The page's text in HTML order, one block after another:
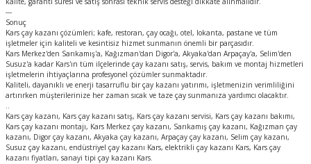
---
Sonuç
Kars çay kazanı çözümleri; kafe, restoran, çay ocağı, otel, lokanta, pastane ve tüm
işletmeler için kaliteli ve kesintisiz hizmet sunmanın önemli bir parçasıdır.
Kars Merkez'den Sarıkamış'a, Kağızman'dan Digor'a, Akyaka'dan Arpaçay'a, Selim'den
Susuz'a kadar Kars'ın tüm ilçelerinde çay kazanı satış, servis, bakım ve montaj hizmetleri
işletmelerin ihtiyaçlarına profesyonel çözümler sunmaktadır.
Kaliteli, dayanıklı ve enerji tasarruflu bir çay kazanı yatırımı, işletmenizin verimliliğini
artırırken müşterilerinize her zaman sıcak ve taze çay sunmanıza yardımcı olacaktır.
..
Kars çay kazanı, Kars çay kazanı satış, Kars çay kazanı servisi, Kars çay kazanı bakımı,
Kars çay kazanı montajı, Kars Merkez çay kazanı, Sarıkamış çay kazanı, Kağızman çay
kazanı, Digor çay kazanı, Akyaka çay kazanı, Arpaçay çay kazanı, Selim çay kazanı,
Susuz çay kazanı, endüstriyel çay kazanı Kars, elektrikli çay kazanı Kars, Kars çay
kazanı fiyatları, sanayi tipi çay kazanı Kars.